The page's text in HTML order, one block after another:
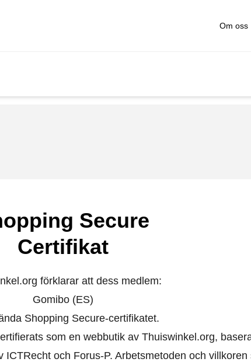
Om oss
Secure
Certifikat
förklarar att dess medlem:
Gomibo (ES)
Shopping Secure-certifikatet.
som en webbutik av Thuiswinkel.org,
ICTRecht och Forus-P. Arbetsmetoden och villkoren